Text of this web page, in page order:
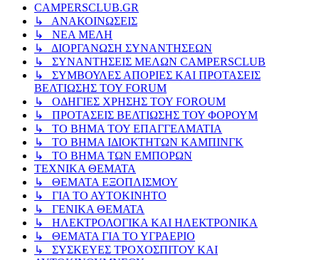
CAMPERSCLUB.GR
↳ ΑΝΑΚΟΙΝΩΣΕΙΣ
↳ ΝΕΑ ΜΕΛΗ
↳ ΔΙΟΡΓΑΝΩΣΗ ΣΥΝΑΝΤΗΣΕΩΝ
↳ ΣΥΝΑΝΤΗΣΕΙΣ ΜΕΛΩΝ CAMPERSCLUB
↳ ΣΥΜΒΟΥΛΕΣ ΑΠΟΡΙΕΣ ΚΑΙ ΠΡΟΤΑΣΕΙΣ
ΒΕΛΤΙΩΣΗΣ ΤΟΥ FORUM
↳ ΟΔΗΓΙΕΣ ΧΡΗΣΗΣ ΤΟΥ FOROUM
↳ ΠΡΟΤΑΣΕΙΣ ΒΕΛΤΙΩΣΗΣ ΤΟΥ ΦΟΡΟΥΜ
↳ ΤΟ ΒΗΜΑ ΤΟΥ ΕΠΑΓΓΕΛΜΑΤΙΑ
↳ ΤΟ ΒΗΜΑ ΙΔΙΟΚΤΗΤΩΝ ΚΑΜΠΙΝΓΚ
↳ ΤΟ ΒΗΜΑ ΤΩΝ ΕΜΠΟΡΩΝ
ΤΕΧΝΙΚΑ ΘΕΜΑΤΑ
↳ ΘΕΜΑΤΑ ΕΞΟΠΛΙΣΜΟΥ
↳ ΓΙΑ ΤΟ ΑΥΤΟΚΙΝΗΤΟ
↳ ΓΕΝΙΚΑ ΘΕΜΑΤΑ
↳ ΗΛΕΚΤΡΟΛΟΓΙΚΑ ΚΑΙ ΗΛΕΚΤΡΟΝΙΚΑ
↳ ΘΕΜΑΤΑ ΓΙΑ ΤΟ ΥΓΡΑΕΡΙΟ
↳ ΣΥΣΚΕΥΕΣ ΤΡΟΧΟΣΠΙΤΟΥ ΚΑΙ